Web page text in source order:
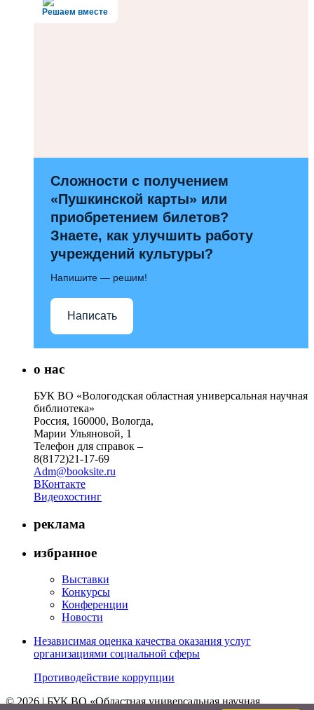
Решаем вместе
Сложности с получением
«Пушкинской карты» или
приобретением билетов?
Знаете, как улучшить работу
учреждений культуры?
Напишите — решим!
Написать
о нас
БУК ВО «Вологодская областная универсальная научная
библиотека»
Россия, 160000, Вологда,
Марии Ульяновой, 1
Телефон для справок –
8(8172)21-17-69
Adm@booksite.ru
ВКонтакте
Видеохостинг
реклама
избранное
Выставки
Конкурсы
Конференции
Новости
Независимая оценка качества оказания услуг
организациями социальной сферы
Противодействие коррупции
© 2026 | БУК ВО «Областная универсальная научная